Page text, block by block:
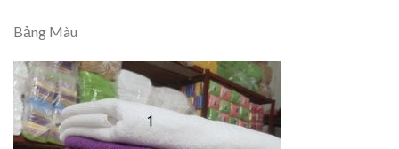
Bảng Màu